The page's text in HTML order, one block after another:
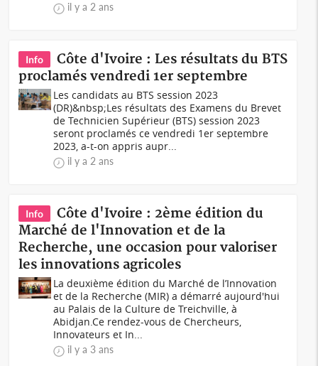
il y a 2 ans
Info
Côte d'Ivoire : Les résultats du BTS
proclamés vendredi 1er septembre
Les candidats au BTS session 2023
(DR)&nbsp;Les résultats des Examens du Brevet
de Technicien Supérieur (BTS) session 2023
seront proclamés ce vendredi 1er septembre
2023, a-t-on appris aupr...
il y a 2 ans
Info
Côte d'Ivoire : 2ème édition du
Marché de l'Innovation et de la
Recherche, une occasion pour valoriser
les innovations agricoles
La deuxième édition du Marché de l’Innovation
et de la Recherche (MIR) a démarré aujourd'hui
au Palais de la Culture de Treichville, à
Abidjan.Ce rendez-vous de Chercheurs,
Innovateurs et In...
il y a 3 ans